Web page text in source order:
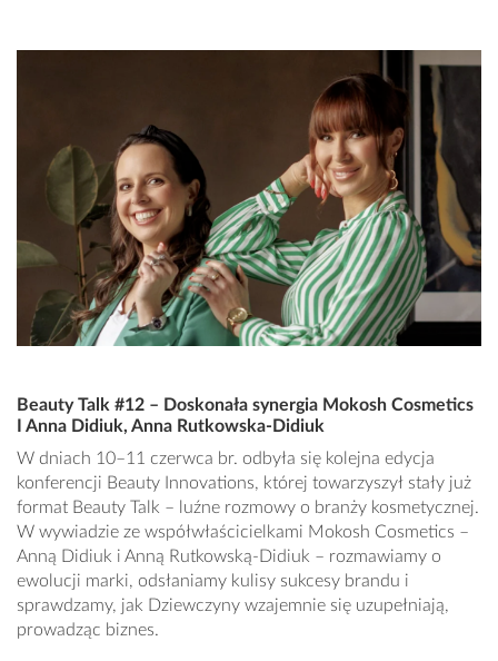
Beauty Talk #12 – Doskonała synergia Mokosh Cosmetics
I Anna Didiuk, Anna Rutkowska-Didiuk
W dniach 10–11 czerwca br. odbyła się kolejna edycja
konferencji Beauty Innovations, której towarzyszył stały już
format Beauty Talk – luźne rozmowy o branży kosmetycznej.
W wywiadzie ze współwłaścicielkami Mokosh Cosmetics –
Anną Didiuk i Anną Rutkowską-Didiuk – rozmawiamy o
ewolucji marki, odsłaniamy kulisy sukcesy brandu i
sprawdzamy, jak Dziewczyny wzajemnie się uzupełniają,
prowadząc biznes.